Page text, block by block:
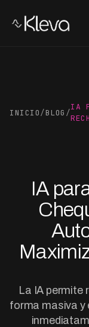
INICIO/BLOG /
IA
IA
La IA permite
forma masiva y